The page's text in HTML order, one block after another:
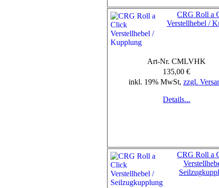
CRG Roll a
Verstellhebel /
Art-Nr. CMLVHK
135,00 €
inkl. 19% MwSt, zzgl.
Details...
CRG Roll a